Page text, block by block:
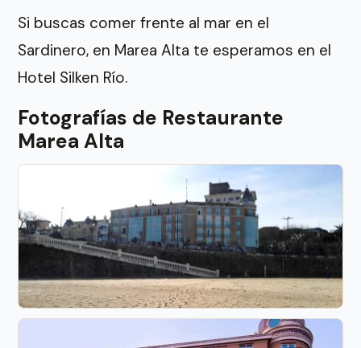
Si buscas comer frente al mar en el
Sardinero, en Marea Alta te esperamos en el
Hotel Silken Río.
Fotografías de Restaurante
Marea Alta